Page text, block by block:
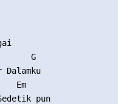
G
Dalamku
Em
pun